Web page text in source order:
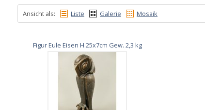
Ansicht als: Liste Galerie Mosaik
Figur Eule Eisen H.25x7cm Gew. 2,3 kg